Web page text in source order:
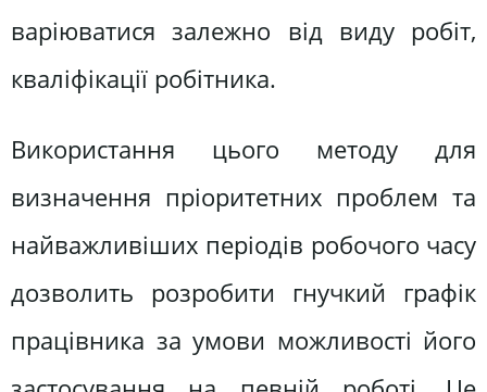
варіюватися залежно від виду робіт,
кваліфікації робітника.
Використання цього методу для
визначення пріоритетних проблем та
найважливіших періодів робочого часу
дозволить розробити гнучкий графік
працівника за умови можливості його